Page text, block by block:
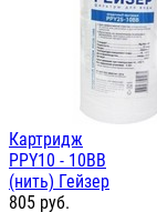
Картридж
PPY10 - 10ВВ
(нить) Гейзер
805 руб.